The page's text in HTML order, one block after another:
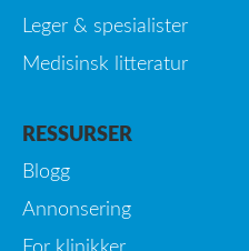
Leger & spesialister
Medisinsk litteratur
RESSURSER
Blogg
Annonsering